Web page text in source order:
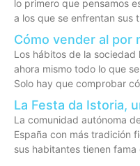
lo primero que pensamos
a los que se enfrentan sus
Cómo vender al por
Los hábitos de la sociedad
ahora mismo todo lo que
Solo hay que comprobar
La Festa da Istoria,
La comunidad autónoma
España con más tradición
sus habitantes tienen